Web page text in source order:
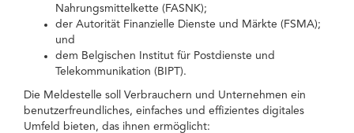
Nahrungsmittelkette (FASNK);
der Autorität Finanzielle Dienste und Märkte (FSMA);
und
dem Belgischen Institut für Postdienste und
Telekommunikation (BIPT).
Die Meldestelle soll Verbrauchern und Unternehmen ein
benutzerfreundliches, einfaches und effizientes digitales
Umfeld bieten, das ihnen ermöglicht: